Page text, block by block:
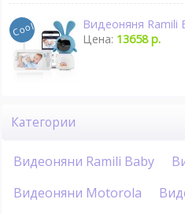
Видеоняня Ramili
Цена: 13658 р.
Категории
Видеоняни Ramili Baby
Видеоняни Motorola